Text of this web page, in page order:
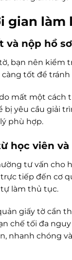
gian làm
và nộp hồ sơ
bạn nên kiểm
càng tốt để
mất một
bị yêu cầu giải
phù hợp.
học viên
tư vấn cho
tiếp đến cơ
làm thủ tục.
giấy tờ cẩn
chế tối đa
nhanh chóng